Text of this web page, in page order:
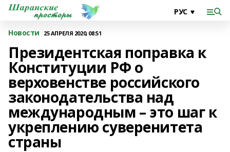
Новости 25 АПРЕЛЯ 2020, 08:51
Президентская поправка к
Конституции РФ о
верховенстве российского
законодательства над
международным – это шаг к
укреплению суверенитета
страны